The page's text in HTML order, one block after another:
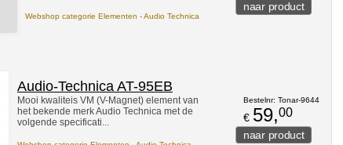
Webshop categorie Elementen - Audio Technica
Audio-Technica AT-95EB
Mooi kwaliteis VM (V-Magnet) element van
het bekende merk Audio Technica met de
volgende specificati...
Bestelnr: Tonar-9644
€ 59,00